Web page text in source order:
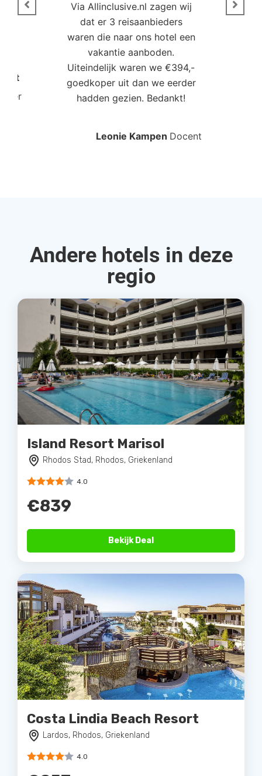
Via Allinclusive.nl zagen wij
dat er 3 reisaanbieders
waren die naar ons hotel een
vakantie aanboden.
Uiteindelijk waren we €394,-
goedkoper uit dan we eerder
hadden gezien. Bedankt!
Leonie Kampen Docent
Andere hotels in deze
regio
Island Resort Marisol
Rhodos Stad, Rhodos, Griekenland
4.0
€839
Bekijk Deal
Costa Lindia Beach Resort
Lardos, Rhodos, Griekenland
4.0